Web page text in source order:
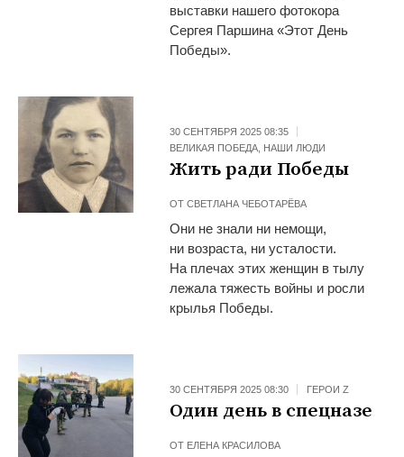
выставки нашего фотокора
Сергея Паршина «Этот День
Победы».
30 СЕНТЯБРЯ 2025 08:35
ВЕЛИКАЯ ПОБЕДА, НАШИ ЛЮДИ
Жить ради Победы
ОТСВЕТЛАНА ЧЕБОТАРЁВА
Они не знали ни немощи,
ни возраста, ни усталости.
На плечах этих женщин в тылу
лежала тяжесть войны и росли
крылья Победы.
30 СЕНТЯБРЯ 2025 08:30 ГЕРОИ Z
Один день в спецназе
ОТ ЕЛЕНА КРАСИЛОВА